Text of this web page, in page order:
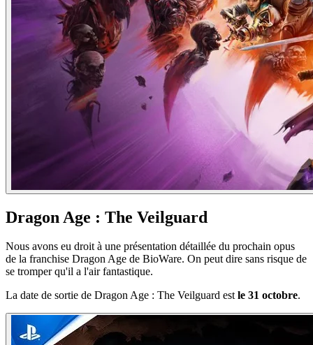
Dragon Age : The Veilguard
Nous avons eu droit à une présentation détaillée du prochain opus
de la franchise Dragon Age de BioWare. On peut dire sans risque de
se tromper qu'il a l'air fantastique.
La date de sortie de Dragon Age : The Veilguard estle 31 octobre.